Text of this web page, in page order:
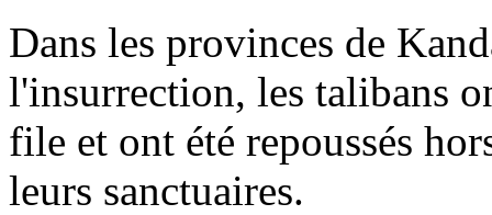
Dans les provinces de
l'insurrection, les talibans
file et ont été repoussés
leurs sanctuaires.